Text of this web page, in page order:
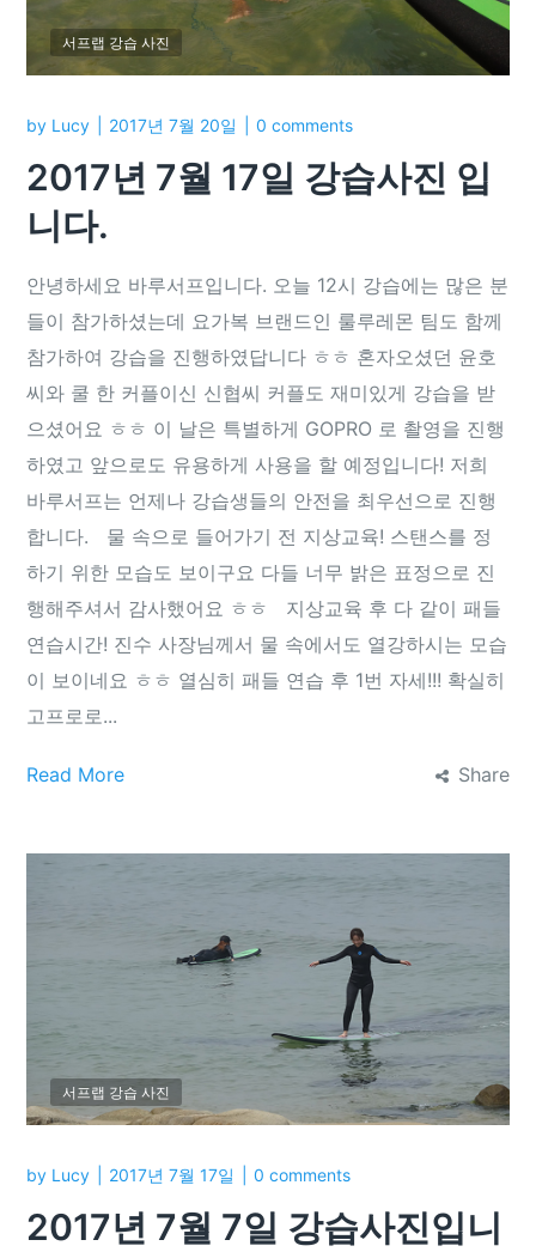
서프랩 강습 사진
by Lucy 2017년 7월 20일 0 comments
2017년 7월 17일 강습사진 입
니다.
안녕하세요 바루서프입니다. 오늘 12시 강습에는 많은 분
들이 참가하셨는데 요가복 브랜드인 룰루레몬 팀도 함께
참가하여 강습을 진행하였답니다 ㅎㅎ 혼자오셨던 윤호
씨와 쿨 한 커플이신 신협씨 커플도 재미있게 강습을 받
으셨어요 ㅎㅎ 이 날은 특별하게 GOPRO 로 촬영을 진행
하였고 앞으로도 유용하게 사용을 할 예정입니다! 저희
바루서프는 언제나 강습생들의 안전을 최우선으로 진행
합니다. 물 속으로 들어가기 전 지상교육! 스탠스를 정
하기 위한 모습도 보이구요 다들 너무 밝은 표정으로 진
행해주셔서 감사했어요 ㅎㅎ 지상교육 후 다 같이 패들
연습시간! 진수 사장님께서 물 속에서도 열강하시는 모습
이 보이네요 ㅎㅎ 열심히 패들 연습 후 1번 자세!!! 확실히
고프로로...
Read More Share
서프랩 강습 사진
by Lucy 2017년 7월 17일 0 comments
2017년 7월 7일 강습사진입니